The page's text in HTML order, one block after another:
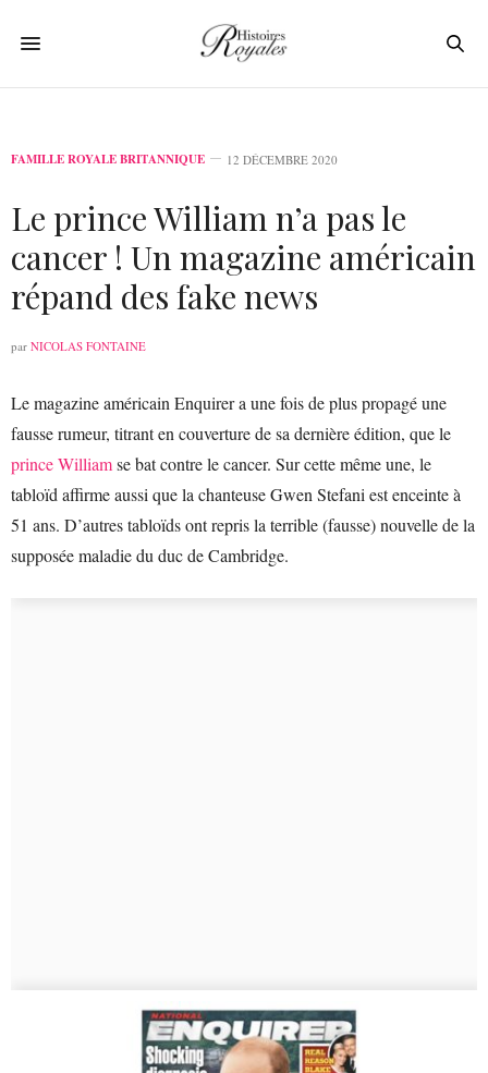
FAMILLE ROYALE BRITANNIQUE 12 DÉCEMBRE 2020
Le prince William n’a pas le
cancer ! Un magazine américain
répand des fake news
par NICOLAS FONTAINE
Le magazine américain Enquirer a une fois de plus propagé une
fausse rumeur, titrant en couverture de sa dernière édition, que le
prince Williamse bat contre le cancer. Sur cette même une, le
tabloïd affirme aussi que la chanteuse Gwen Stefani est enceinte à
51 ans. D’autres tabloïds ont repris la terrible (fausse) nouvelle de la
supposée maladie du duc de Cambridge.